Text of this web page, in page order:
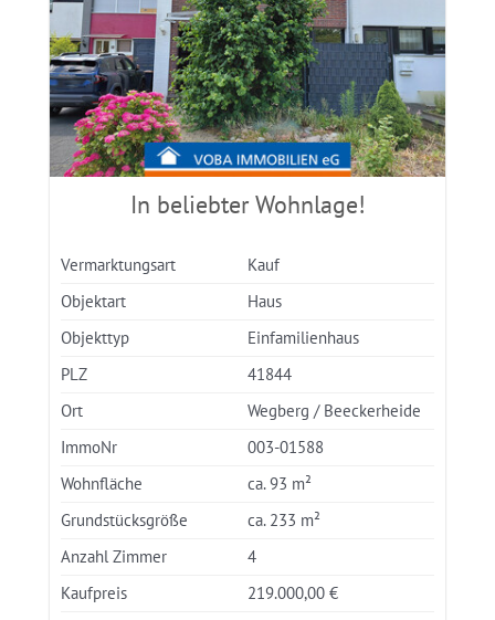
In beliebter Wohnlage!
Vermarktungsart
Kauf
Objektart
Haus
Objekttyp
Einfamilienhaus
PLZ
41844
Ort
Wegberg / Beeckerheide
ImmoNr
003-01588
Wohnfläche
ca. 93 m²
Grundstücksgröße
ca. 233 m²
Anzahl Zimmer
4
Kaufpreis
219.000,00 €